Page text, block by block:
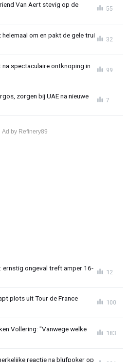
Van Aert stevig op de
55
om en pakt de gele trui
32
na spectaculaire ontknoping in
99
zorgen bij UAE na nieuwe
7
Ad by Refinery89
ernstig ongeval treft amper 16-
12
plots uit Tour de France
100
Vollering: "Vanwege welke
183
reactie na blufpoker op